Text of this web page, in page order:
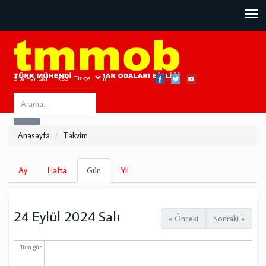
Site Haritası RSS Bize Ulaşın
Search
this
Anasayfa Takvim
Birincil
sekmeler
Ay Hafta Gün
sekme)
Yıl
« Önceki Sonraki »
24 Eylül 2024 Salı
Tüm gün